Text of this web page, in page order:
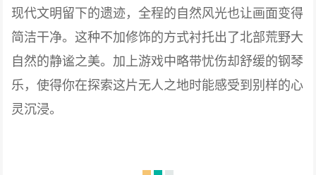
现代文明留下的遗迹，全程的自然风光也让画面变得
简洁干净。这种不加修饰的方式衬托出了北部荒野大
自然的静谧之美。加上游戏中略带忧伤却舒缓的钢琴
乐，使得你在探索这片无人之地时能感受到别样的心
灵沉浸。